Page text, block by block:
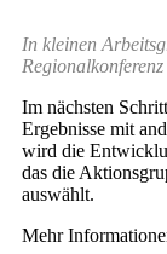
In kleinen
Im nächsten
Ergebnisse mit
wird die
das die
auswählt.
Mehr